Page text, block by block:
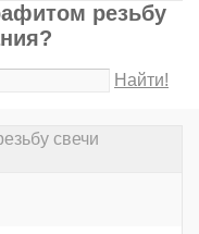
резьбу
Найти!
свечи